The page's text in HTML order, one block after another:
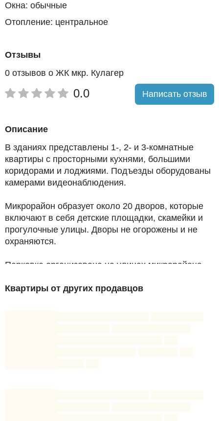
Окна: обычные
Отопление: центральное
Отзывы
0 отзывов о ЖК мкр. Кулагер
0.0 Написать отзыв
Описание
В зданиях представлены 1-, 2- и 3-комнатные
квартиры с просторными кухнями, большими
коридорами и лоджиями. Подъезды оборудованы
камерами видеонаблюдения.
Микрорайон образует около 20 дворов, которые
включают в себя детские площадки, скамейки и
прогулочные улицы. Дворы не огорожены и не
охраняются.
Парковка организована на улицах микрорайона,
которая огорожена капитальным забором и имеет
Квартиры от других продавцов